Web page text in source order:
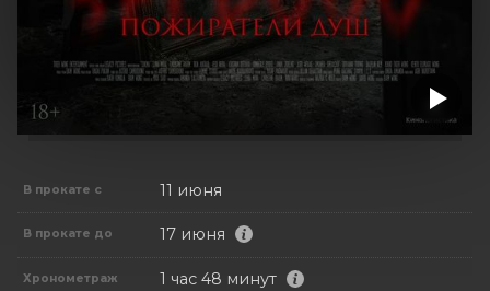
В прокате с 11 июня
В прокате до 17 июня
Хронометраж 1 час 48 минут